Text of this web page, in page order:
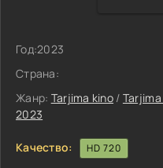
Год:2023
Страна:
Жанр: Tarjima kino /
2023
Качество: HD 720